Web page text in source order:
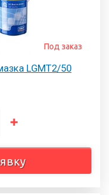
LGMT2/50
Под заказ